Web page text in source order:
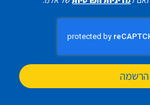
הרשמה